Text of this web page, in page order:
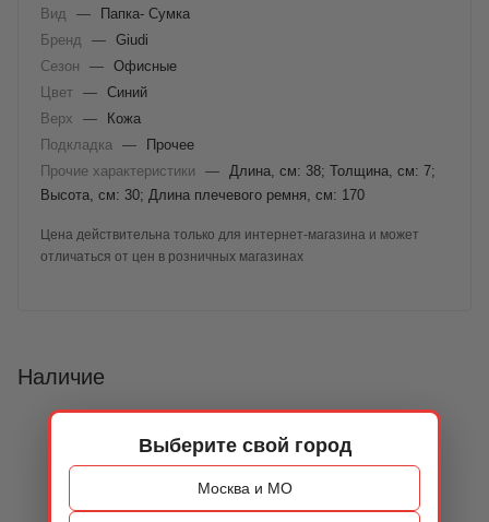
Выберите свой город
Москва и МО
Вид —
Папка- Сумка
Бренд
— Giudi
Сезон
— Офисные
Цвет — Синий
Верх
—
Кожа
Подкладка
—
Прочее
Прочие характеристики
—
Длина, см: 38; Толщина, см: 7;
Высота, см: 30; Длина плечевого ремня, см: 170
Цена действительна только для интернет-магазина и может
отличаться от цен в розничных магазинах
Наличие